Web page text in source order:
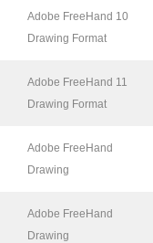
Adobe FreeHand 10
Drawing Format
Adobe FreeHand 11
Drawing Format
Adobe FreeHand
Drawing
Adobe FreeHand
Drawing